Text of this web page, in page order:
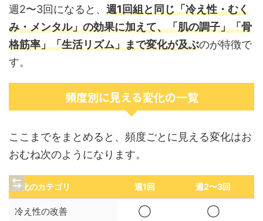
週2〜3回になると、 週1回組と同じ「冷え性・むく
み・メンタル」の効果に加えて、「肌の調子」「骨
格筋率」「生活リズム」まで変化が及ぶのが特徴で
す。
頻度別に見える変化の一覧
ここまでをまとめると、頻度ごとに見える変化はお
おむね次のようになります。
変化のカテゴリ 週1回 週2〜3回
冷え性の改善 ◯ ◯